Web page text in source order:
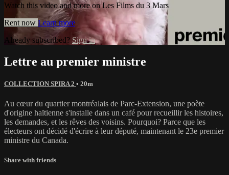
Watch this video and more on Les Films du 3 Mars
Rent now Learn more
Already subscribed? Sign in
Lettre au premier ministre
COLLECTION SPIRA 2 • 20m
Au cœur du quartier montréalais de Parc-Extension, une poète
d'origine haïtienne s'installe dans un café pour recueillir les histoires,
les demandes, et les rêves des voisins. Pourquoi? Parce que les
électeurs ont décidé d'écrire à leur député, maintenant le 23e premier
ministre du Canada.
Share with friends